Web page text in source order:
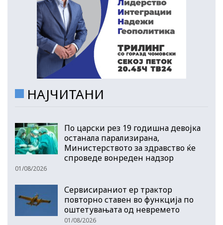
НАЈЧИТАНИ
По царски рез 19 годишна девојка
останала парализирана,
Министерството за здравство ќе
спроведе вонреден надзор
01/08/2026
Сервисираниот ер трактор
повторно ставен во функција по
оштетувањата од невремето
01/08/2026